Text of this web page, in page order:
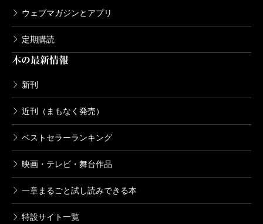
ウェブマガジンとアプリ
定期購読
本の最新情報
新刊
近刊（まもなく発売）
ベストセラーランキング
映画・テレビ・舞台作品
一章まるごと試し読みできる本
特設サイト一覧